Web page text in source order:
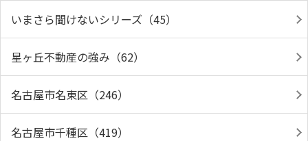
いまさら聞けないシリーズ（45）
星ヶ丘不動産の強み（62）
名古屋市名東区（246）
名古屋市千種区（419）